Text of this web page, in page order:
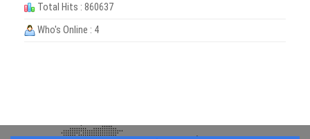
Total Hits : 860637
Who's Online : 4